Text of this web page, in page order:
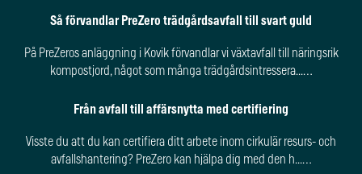
Så förvandlar PreZero trädgårdsavfall till svart guld
På PreZeros anläggning i Kovik förvandlar vi växtavfall till näringsrik
kompostjord, något som många trädgårdsintressera...…
Från avfall till affärsnytta med certifiering
Visste du att du kan certifiera ditt arbete inom cirkulär resurs- och
avfallshantering? PreZero kan hjälpa dig med den h...…